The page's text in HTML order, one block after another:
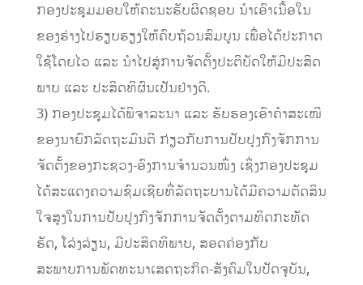
ກອງປະຊຸມມອບໃຫ້ຄະນະຮັບຜິດຊອບ ນໍາເອົາເນື້ອໃນ
ຂອງຮ່າງໄປຮຽບຮຽງໃຫ້ຄົບຖ້ວນສົມບູນ ເພື່ອໄດ້ປະກາດ
ໃຊ້ໂດຍໄວ ແລະ ນໍາໄປສູ່ການຈັດຕັ້ງປະຕິບັດໃຫ້ມີປະສິດ
ພາບ ແລະ ປະສິດທິຜົນເປັນຢ່າງດີ.
3) ກອງປະຊຸມໄດ້ພິຈາລະນາ ແລະ ຮັບຮອງເອົາຄໍາສະເໜີ
ຂອງນາຍົກລັດຖະມົນຕີ ກ່ຽວກັບການປັບປຸງກົງຈັກການ
ຈັດຕັ້ງຂອງກະຊວງ-ອົງການຈໍານວນໜຶ່ງ ເຊິ່ງກອງປະຊຸມ
ໄດ້ສະແດງຄວາມຊົມເຊີຍທີ່ລັດຖະບານໄດ້ມີຄວາມຕັດສິນ
ໃຈສູງໃນການປັບປຸງກົງຈັກການຈັດຕັ້ງຕາມທິດກະທັດ
ຮັດ, ໂລ່ງລ່ຽນ, ມີປະສິດທິພາບ, ສອດຄ່ອງກັບ
ສະພາບການພັດທະນາເສດຖະກິດ-ສັງຄົມໃນປັດຈຸບັນ,